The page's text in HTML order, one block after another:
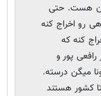
هست. حتی
رو اخراج کنه
کنه که
پور و
میگن درسته.
بعدشم از تموم کشورهای اسلامی فقط ۳ ۴ تا کشور هستند